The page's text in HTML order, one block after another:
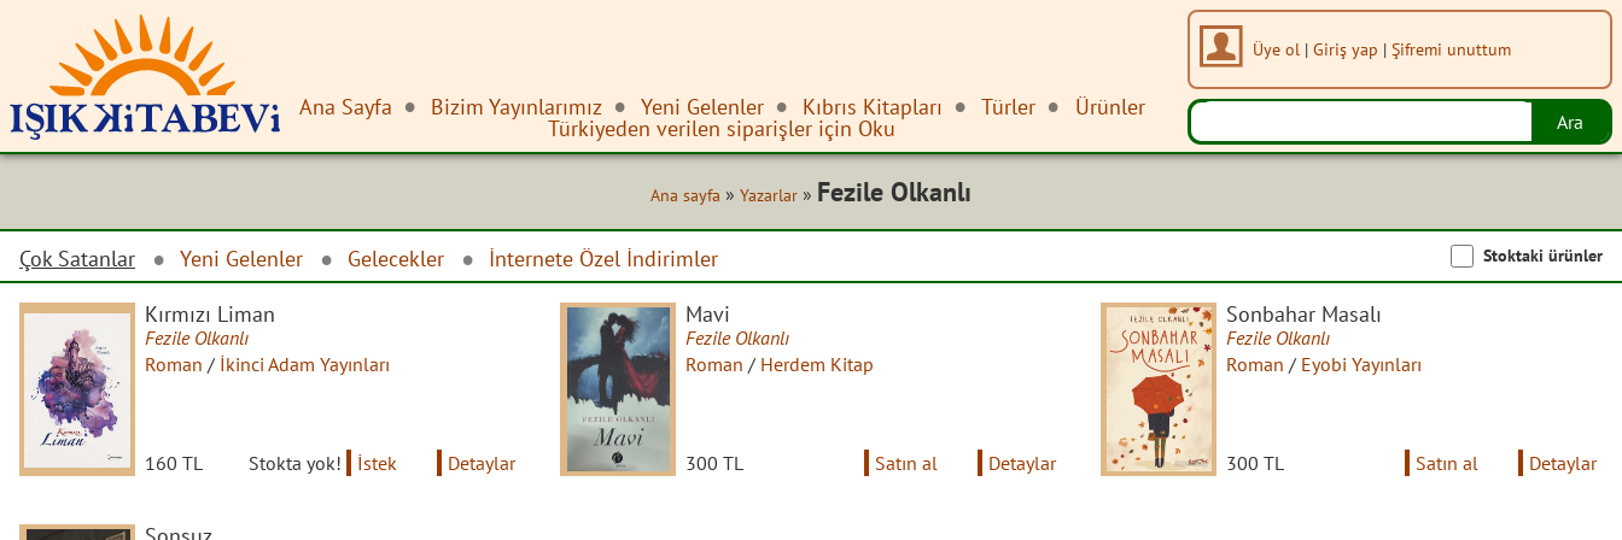
Ana Sayfa Bizim Yayınlarımız Yeni Gelenler Kıbrıs Kitapları Türler Ürünler
Türkiyeden verilen siparişler için Oku
Üye ol | Giriş yap | Şifremi unuttum
Ana sayfa » Yazarlar » Fezile Olkanlı
Çok Satanlar Yeni Gelenler Gelecekler İnternete Özel İndirimler Stoktaki ürünler
Kırmızı Liman
Fezile Olkanlı
Roman / İkinci Adam Yayınları
160 TL Stokta yok! İstek Detaylar
Mavi
Fezile Olkanlı
Roman / Herdem Kitap
300 TL Satın al Detaylar
Sonbahar Masalı
Fezile Olkanlı
Roman / Eyobi Yayınları
300 TL Satın al Detaylar